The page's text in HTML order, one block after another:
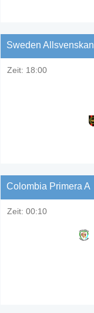
Sweden Allsvenskan
Zeit: 18:00
Colombia Primera A
Zeit: 00:10